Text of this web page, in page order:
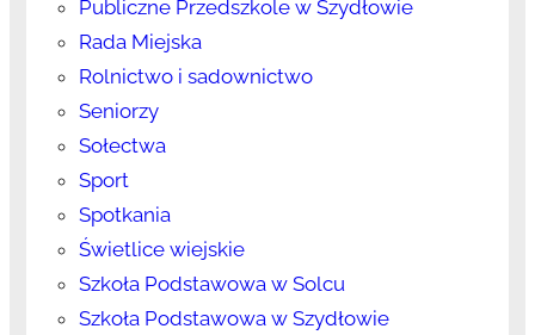
Publiczne Przedszkole w Szydłowie
Rada Miejska
Rolnictwo i sadownictwo
Seniorzy
Sołectwa
Sport
Spotkania
Świetlice wiejskie
Szkoła Podstawowa w Solcu
Szkoła Podstawowa w Szydłowie